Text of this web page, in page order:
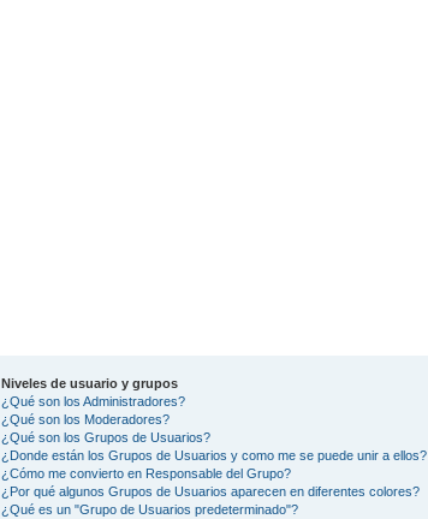
Niveles de usuario y grupos
¿Qué son los Administradores?
¿Qué son los Moderadores?
¿Qué son los Grupos de Usuarios?
¿Donde están los Grupos de Usuarios y como me se puede unir a ellos?
¿Cómo me convierto en Responsable del Grupo?
¿Por qué algunos Grupos de Usuarios aparecen en diferentes colores?
¿Qué es un "Grupo de Usuarios predeterminado"?